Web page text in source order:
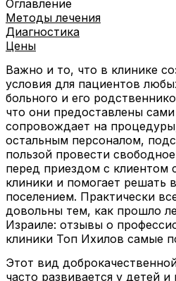
Оглавление
Методы лечения
Диагностика
Цены
Важно и то, что в клинике
условия для пациентов
больного и его
что они предоставлены
сопровождает на
остальным персоналом,
пользой провести
перед приездом с клиентом
клиники и помогает решать
поселением. Практически
довольны тем, как прошло
Израиле: отзывы о
клиники Топ Ихилов самые
Этот вид
часто развивается у детей